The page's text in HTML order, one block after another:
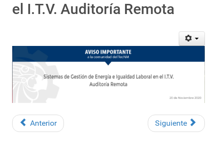
el I.T.V. Auditoría Remota
Anterior Siguiente